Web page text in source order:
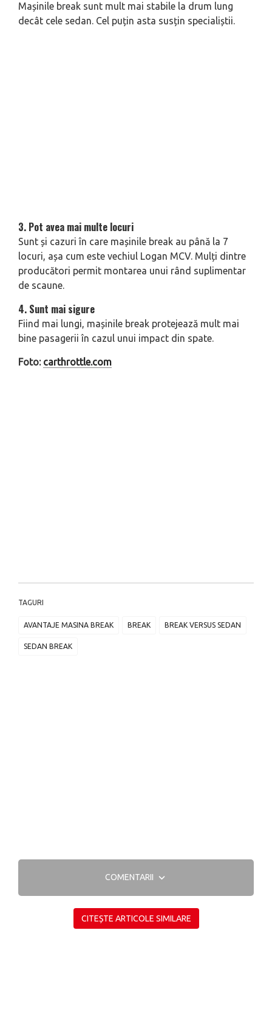
Mașinile break sunt mult mai stabile la drum lung
decât cele sedan. Cel puțin asta susțin specialiștii.
3. Pot avea mai multe locuri
Sunt și cazuri în care mașinile break au până la 7
locuri, așa cum este vechiul Logan MCV. Mulți dintre
producători permit montarea unui rând suplimentar
de scaune.
4. Sunt mai sigure
Fiind mai lungi, mașinile break protejează mult mai
bine pasagerii în cazul unui impact din spate.
Foto: carthrottle.com
TAGURI
AVANTAJE MASINA BREAK BREAK BREAK VERSUS SEDAN
SEDAN BREAK
COMENTARII
CITEȘTE ARTICOLE SIMILARE